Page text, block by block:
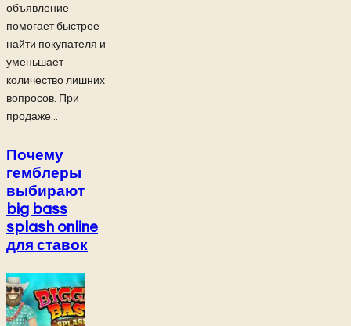
объявление
помогает быстрее
найти покупателя и
уменьшает
количество лишних
вопросов. При
продаже...
Почему
гемблеры
выбирают
big bass
splash online
для ставок